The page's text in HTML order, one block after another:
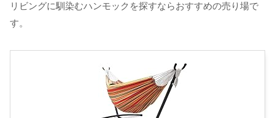
リビングに馴染むハンモックを探すならおすすめの売り場で
す。